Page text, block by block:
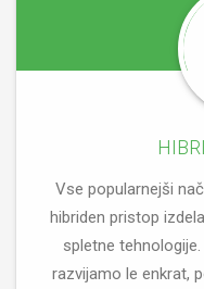
Vse popularnejši
hibriden pristop
spletne
razvijamo le enkrat,